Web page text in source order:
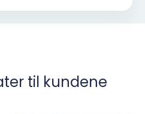
til kundene